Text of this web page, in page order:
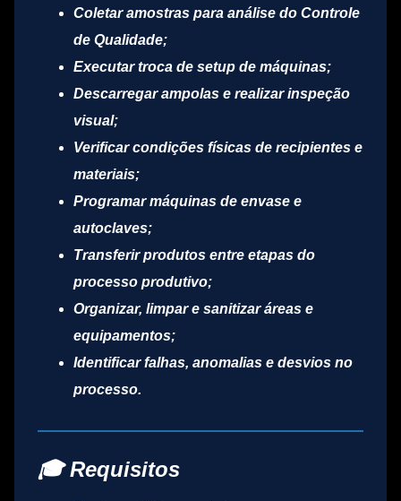
Coletar amostras para análise do Controle
de Qualidade;
Executar troca de setup de máquinas;
Descarregar ampolas e realizar inspeção
visual;
Verificar condições físicas de recipientes e
materiais;
Programar máquinas de envase e
autoclaves;
Transferir produtos entre etapas do
processo produtivo;
Organizar, limpar e sanitizar áreas e
equipamentos;
Identificar falhas, anomalias e desvios no
processo.
🎓 Requisitos